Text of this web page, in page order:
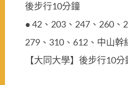
後步行10分鐘
● 42、203、247、260、
279、310、612、中山幹
【大同大學】後步行10分